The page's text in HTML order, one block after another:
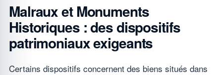
Malraux et Monuments
Historiques : des dispositifs
patrimoniaux exigeants
Certains dispositifs concernent des biens situés dans